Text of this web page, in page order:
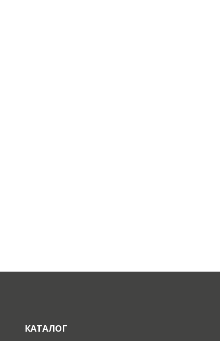
КАТАЛОГ